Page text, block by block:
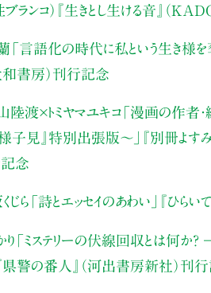
ランコ） 『生きとし生ける音』（
「言語化の時代に私という生き様を
和書房）刊行記念
渡×トミヤマユキコ「漫画の作者・
子見』特別出張版〜」
『別冊よす
念
じら 「詩とエッセイのあわい」 『ひら
「ミステリーの伏線回収とは何
県警の番人』（河出書房新社）刊